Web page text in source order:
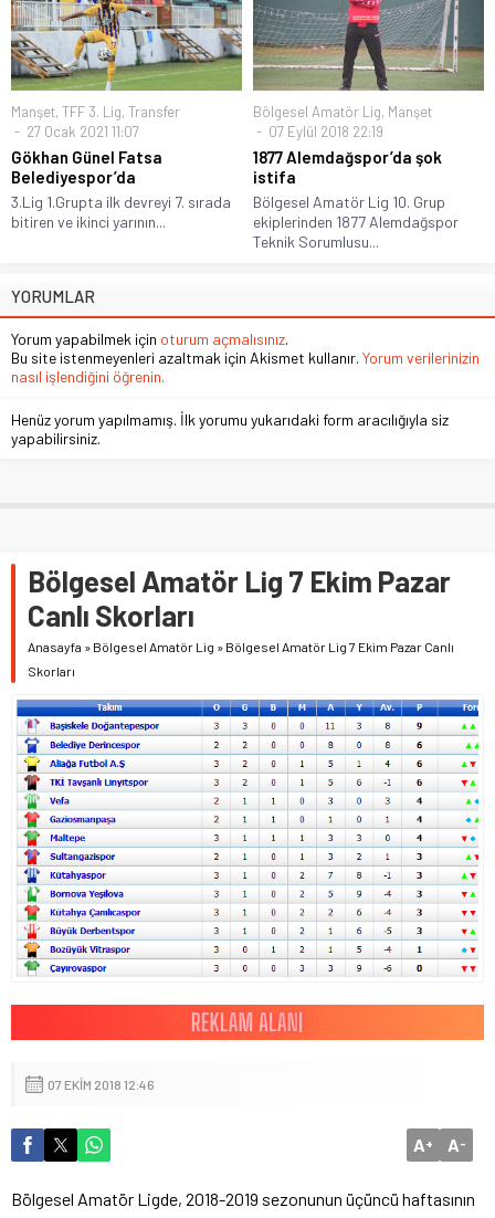
Manşet, TFF 3. Lig, Transfer
27 Ocak 2021 11:07
Gökhan Günel Fatsa
Belediyespor’da
3.Lig 1.Grupta ilk devreyi 7. sırada
bitiren ve ikinci yarının...
Bölgesel Amatör Lig, Manşet
07 Eylül 2018 22:19
1877 Alemdağspor’da şok
istifa
Bölgesel Amatör Lig 10. Grup
ekiplerinden 1877 Alemdağspor
Teknik Sorumlusu...
YORUMLAR
Yorum yapabilmek için oturum açmalısınız.
Bu site istenmeyenleri azaltmak için Akismet kullanır. Yorum verilerinizin
nasıl işlendiğini öğrenin.
Henüz yorum yapılmamış. İlk yorumu yukarıdaki form aracılığıyla siz
yapabilirsiniz.
Bölgesel Amatör Lig 7 Ekim Pazar
Canlı Skorları
Anasayfa » Bölgesel Amatör Lig » Bölgesel Amatör Lig 7 Ekim Pazar Canlı
Skorları
07 EKIM 2018 12:46
A+ A-
Bölgesel Amatör Ligde, 2018-2019 sezonunun üçüncü haftasının